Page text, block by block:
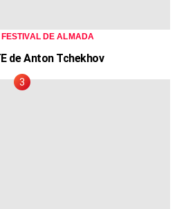
FESTIVAL DE ALMADA
de Anton Tchekhov